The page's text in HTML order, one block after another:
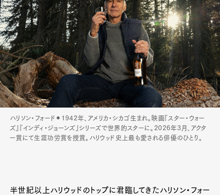
ハリソン・フォード⚫︎1942年、アメリカ・シカゴ生まれ。映画『スター・ウォー
ズ』『インディ・ジョーンズ』シリーズで世界的スターに。2026年3月、アクタ
ー賞にて生涯功労賞を授賞。ハリウッド史上最も愛される俳優のひとり。
半世紀以上ハリウッドのトップに君臨してきたハリソン・フォー